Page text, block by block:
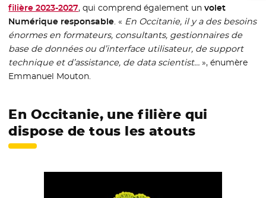
filière 2023-2027- Nouvelle fenêtre
, qui comprend également unvolet
Numérique responsable. « En Occitanie, il y a des besoins
énormes en formateurs, consultants, gestionnaires de
base de données ou d’interface utilisateur, de support
technique et d’assistance, de data scientist… », énumère
Emmanuel Mouton.
En Occitanie, une filière qui
dispose de tous les atouts